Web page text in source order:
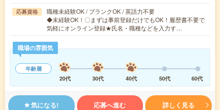
応募資格
職種未経験OK / ブランクOK / 英語力不要
◆未経験OK！〇まずは事前登録だけでもOK！履歴書不要で
気軽にオンライン登録★氏名・職種などを入力す…
職場の雰囲気
年齢層
20代
30代 40代 50代 60代
気になる! 応募へ進む 詳しく見る